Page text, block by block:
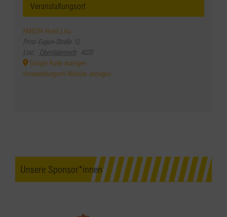
Veranstaltungsort
AMEDIA Hotel Linz
Prinz-Eugen-Straße 12
Linz, Oberösterreich 4020
Google Karte anzeigen
Veranstaltungsort-Website anzeigen
Unsere Sponsor*innen